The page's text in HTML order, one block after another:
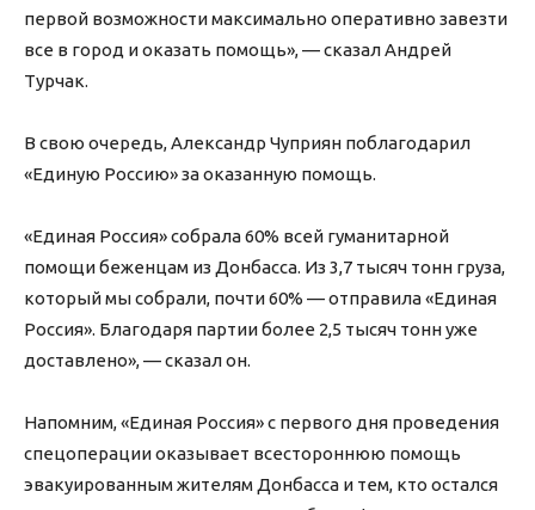
первой возможности максимально оперативно завезти
все в город и оказать помощь», — сказал Андрей
Турчак.
В свою очередь, Александр Чуприян поблагодарил
«Единую Россию» за оказанную помощь.
«Единая Россия» собрала 60% всей гуманитарной
помощи беженцам из Донбасса. Из 3,7 тысяч тонн груза,
который мы собрали, почти 60% — отправила «Единая
Россия». Благодаря партии более 2,5 тысяч тонн уже
доставлено», — сказал он.
Напомним, «Единая Россия» с первого дня проведения
спецоперации оказывает всестороннюю помощь
эвакуированным жителям Донбасса и тем, кто остался